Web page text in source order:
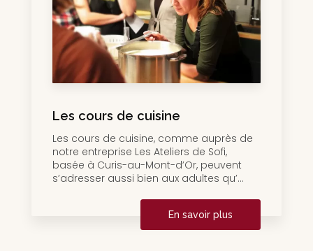
Les cours de cuisine
Les cours de cuisine, comme auprès de
notre entreprise Les Ateliers de Sofi,
basée à Curis-au-Mont-d’Or, peuvent
s’adresser aussi bien aux adultes qu’...
En savoir plus